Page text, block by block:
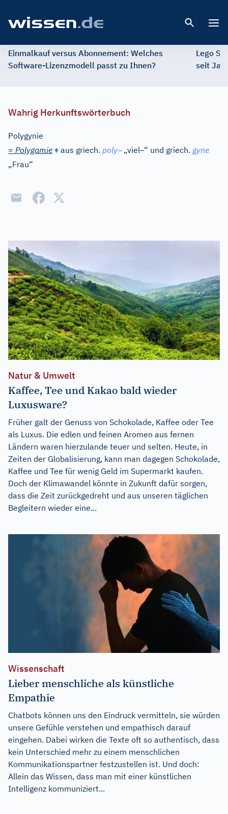
Einmalkauf versus Abonnement: Welches
Software-Lizenzmodell passt zu Ihnen?
Lego
seit
Wahrig Herkunftswörterbuch
Polygynie
= Polygamie ♦ aus griech. poly–„viel–“ und griech. gyne
„Frau“
Natur & Umwelt
Kaffee, Tee und Kakao bald wieder
Luxusware?
Früher galt der Genuss von Schokolade, Kaffee oder Tee
als Luxus. Die edlen und feinen Aromen aus fernen
Ländern waren hierzulande teuer und selten. Heute, in
Zeiten der Globalisierung, kann man dagegen Schokolade,
Kaffee und Tee für wenig Geld im Supermarkt kaufen.
Doch der Klimawandel könnte in Zukunft dafür sorgen,
dass die Zeit zurückgedreht und aus unseren täglichen
Begleitern wieder eine...
Wissenschaft
Lieber menschliche als künstliche
Empathie
Chatbots können uns den Eindruck vermitteln, sie würden
unsere Gefühle verstehen und empathisch darauf
eingehen. Dabei wirken die Texte oft so authentisch, dass
kein Unterschied mehr zu einem menschlichen
Kommunikationspartner festzustellen ist. Und doch:
Allein das Wissen, dass man mit einer künstlichen
Intelligenz kommuniziert...